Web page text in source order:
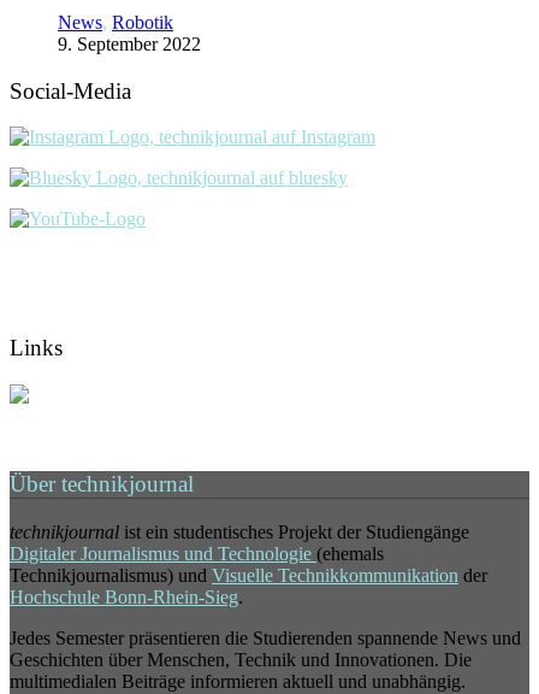
News, Robotik
9. September 2022
Social-Media
Links
Über technikjournal
technikjournal ist ein studentisches Projekt der Studiengänge
Digitaler Journalismus und Technologie (ehemals
Technikjournalismus) und Visuelle Technikkommunikation der
Hochschule Bonn-Rhein-Sieg.
Jedes Semester präsentieren die Studierenden spannende News und
Geschichten über Menschen, Technik und Innovationen. Die
multimedialen Beiträge informieren aktuell und unabhängig.